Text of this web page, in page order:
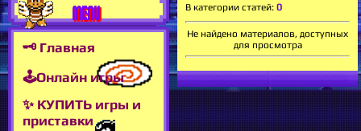
MENU
🗝 Главная
🕹Онлайн игры
✨ КУПИТЬ игры и
приставки
В категории статей: 0
Не найдено материалов, доступных
для просмотра